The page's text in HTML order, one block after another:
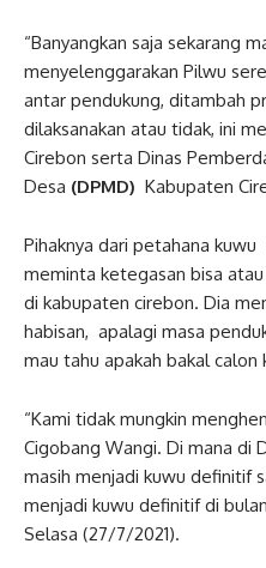
“Banyangkan saja sekarang
menyelenggarakan Pilwu
antar pendukung, ditambah
dilaksanakan atau tidak, ini
Cirebon serta Dinas
Desa (DPMD) Kabupaten
Pihaknya dari petahana
meminta ketegasan bisa
di kabupaten cirebon. Dia
habisan, apalagi masa
mau tahu apakah bakal
“Kami tidak mungkin
Cigobang Wangi. Di mana di
masih menjadi kuwu definitif
menjadi kuwu definitif di bulan
Selasa (27/7/2021).